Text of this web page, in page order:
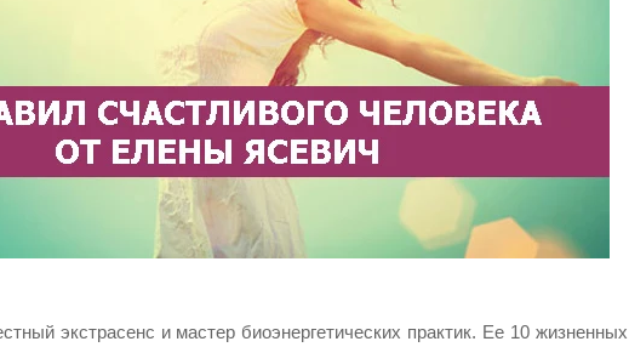
экстрасенс и мастер биоэнергетических практик. Ее 10 жизненных